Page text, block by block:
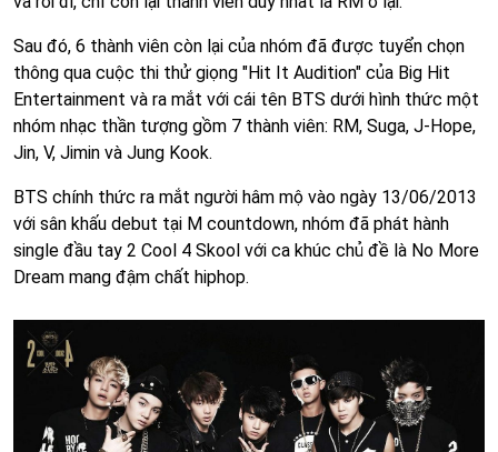
Sau đó, 6 thành viên còn lại của nhóm đã được tuyển chọn
thông qua cuộc thi thử giọng "Hit It Audition" của Big Hit
Entertainment và ra mắt với cái tên BTS dưới hình thức một
nhóm nhạc thần tượng gồm 7 thành viên: RM, Suga, J-Hope,
Jin, V, Jimin và Jung Kook.
BTS chính thức ra mắt người hâm mộ vào ngày 13/06/2013
với sân khấu debut tại M countdown, nhóm đã phát hành
single đầu tay 2 Cool 4 Skool với ca khúc chủ đề là No More
Dream mang đậm chất hiphop.